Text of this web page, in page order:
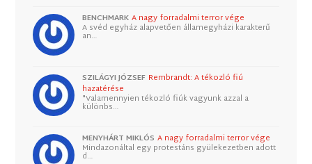
BENCHMARK A nagy forradalmi terror vége
A svéd egyház alapvetően államegyházi karakterű
an…
SZILÁGYI JÓZSEF Rembrandt: A tékozló fiú
hazatérése
"Valamennyien tékozló fiúk vagyunk azzal a
különbs…
MENYHÁRT MIKLÓS A nagy forradalmi terror vége
Mindazonáltal egy protestáns gyülekezetben adott
d…